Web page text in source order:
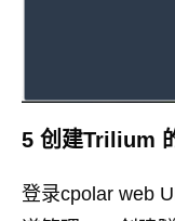
5 创建Trilium
登录cpolar web